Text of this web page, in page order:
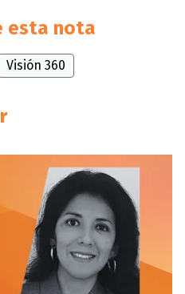
esta nota
Visión 360